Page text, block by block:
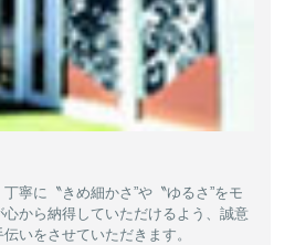
寧に〝きめ細かさ”や〝ゆるさ”をモ
から納得していただけるよう、誠意
いをさせていただきます。